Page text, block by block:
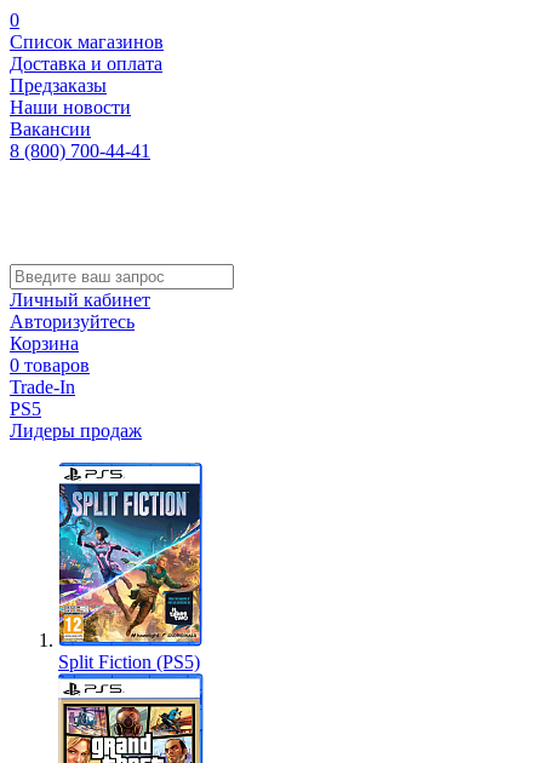
0
Список магазинов
Доставка и оплата
Предзаказы
Наши новости
Вакансии
8 (800) 700-44-41
Личный кабинет
Авторизуйтесь
Корзина
0 товаров
Trade-In
PS5
Лидеры продаж
Split Fiction (PS5)